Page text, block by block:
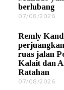
berlubang
07/08/2026
0
8
/
2
Remly
ruas jalan
Kalait dan
Ratahan
07/08/2026